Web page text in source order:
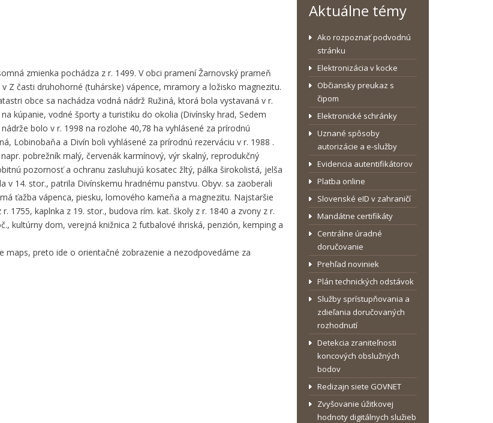
zmienka pochádza z r. 1499. V obci pramení Žarnovský prameň
časti druhohorné (tuhárske) vápence, mramory a ložisko magnezitu.
obce sa nachádza vodná nádrž Ružiná, ktorá bola vystavaná v r.
kúpanie, vodné športy a turistiku do okolia (Divínsky hrad, Sedem
bolo v r. 1998 na rozlohe 40,78 ha vyhlásené za prírodnú
Lobinobaňa a Divín boli vyhlásené za prírodnú rezerváciu v r. 1988 .
pobrežník malý, červenák karmínový, výr skalný, reprodukčný
pozornosť a ochranu zasluhujú kosatec žltý, pálka širokolistá, jelša
v 14. stor., patrila Divínskemu hradnému panstvu. Obyv. sa zaoberali
ťažba vápenca, piesku, lomového kameňa a magnezitu. Najstaršie
1755, kaplnka z 19. stor., budova rím. kat. školy z r. 1840 a zvony z r.
kultúrny dom, verejná knižnica 2 futbalové ihriská, penzión, kemping a
preto ide o orientačné zobrazenie a nezodpovedáme za
Aktuálne témy
Ako rozpoznať podvodnú
stránku
Elektronizácia v kocke
Občiansky preukaz s
čipom
Elektronické schránky
Uznané spôsoby
autorizácie a e-služby
Evidencia autentifikátorov
Platba online
Slovenské eID v zahraničí
Mandátne certifikáty
Centrálne úradné
doručovanie
Prehľad noviniek
Plán technických odstávok
Služby sprístupňovania a
zdieľania doručovaných
rozhodnutí
Detekcia zraniteľnosti
koncových obslužných
bodov
Redizajn siete GOVNET
Zvyšovanie úžitkovej
hodnoty digitálnych služieb